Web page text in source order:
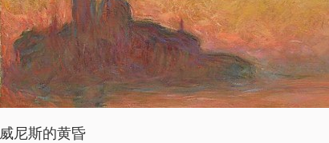
威尼斯的黄昏